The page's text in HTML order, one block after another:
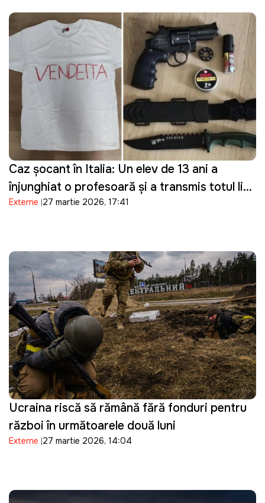
Caz șocant în Italia: Un elev de 13 ani a
înjunghiat o profesoară și a transmis totul live
pe Telegram
Externe 27 martie 2026, 17:41
Ucraina riscă să rămână fără fonduri pentru
război în următoarele două luni
Externe 27 martie 2026, 14:04